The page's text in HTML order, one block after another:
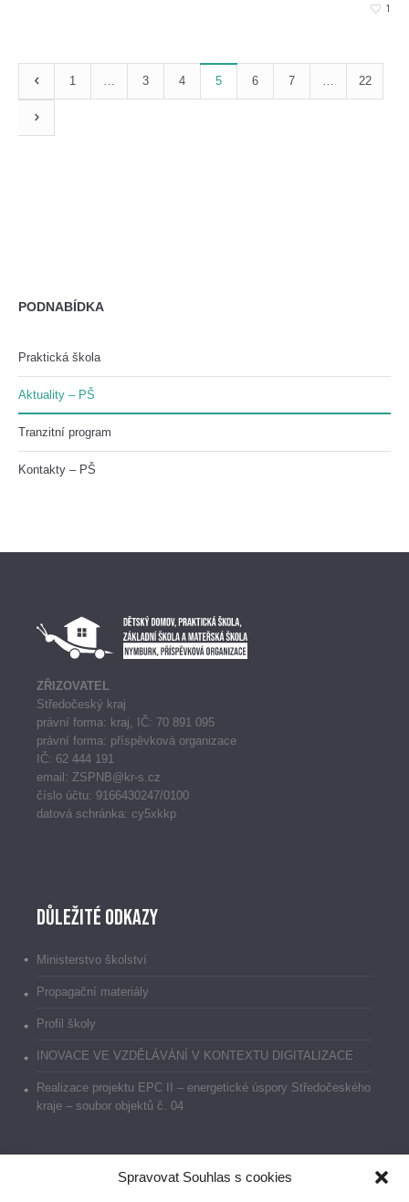
Spravovat Souhlas s cookies
1
1 … 3 4 5 6 7 … 22
PODNABÍDKA
Praktická škola
Aktuality – PŠ
Tranzitní program
Kontakty – PŠ
ZŘIZOVATEL
Středočeský kraj
právní forma: kraj, IČ: 70 891 095
právní forma: příspěvková organizace
IČ: 62 444 191
email: ZSPNB@kr-s.cz
číslo účtu: 9166430247/0100
datová schránka: cy5xkkp
Důležité odkazy
Ministerstvo školství
Propagační materiály
Profil školy
INOVACE VE VZDĚLÁVÁNÍ V KONTEXTU DIGITALIZACE
Realizace projektu EPC II – energetické úspory Středočeského
kraje – soubor objektů č. 04